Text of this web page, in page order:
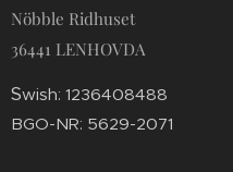
Nöbble Ridhuset
36441 LENHOVDA
Swish: 1236408488
BGO-NR: 5629-2071